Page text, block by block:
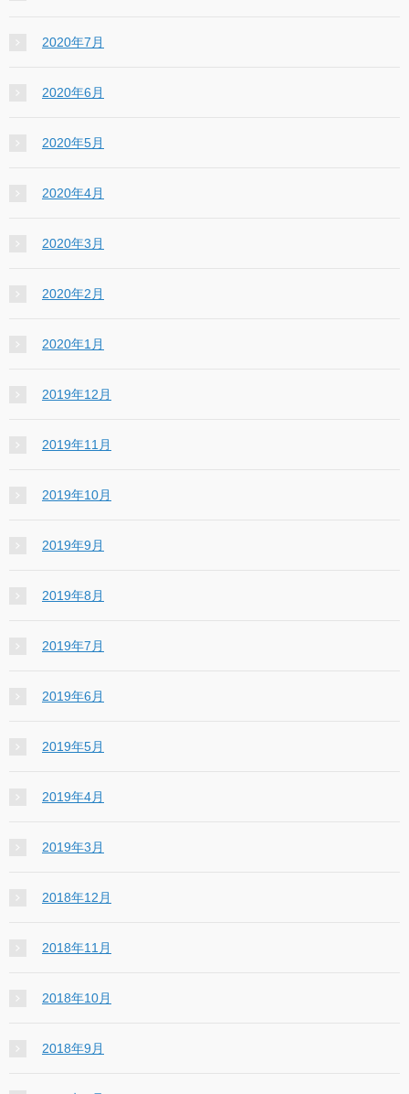
2020年7月
2020年6月
2020年5月
2020年4月
2020年3月
2020年2月
2020年1月
2019年12月
2019年11月
2019年10月
2019年9月
2019年8月
2019年7月
2019年6月
2019年5月
2019年4月
2019年3月
2018年12月
2018年11月
2018年10月
2018年9月